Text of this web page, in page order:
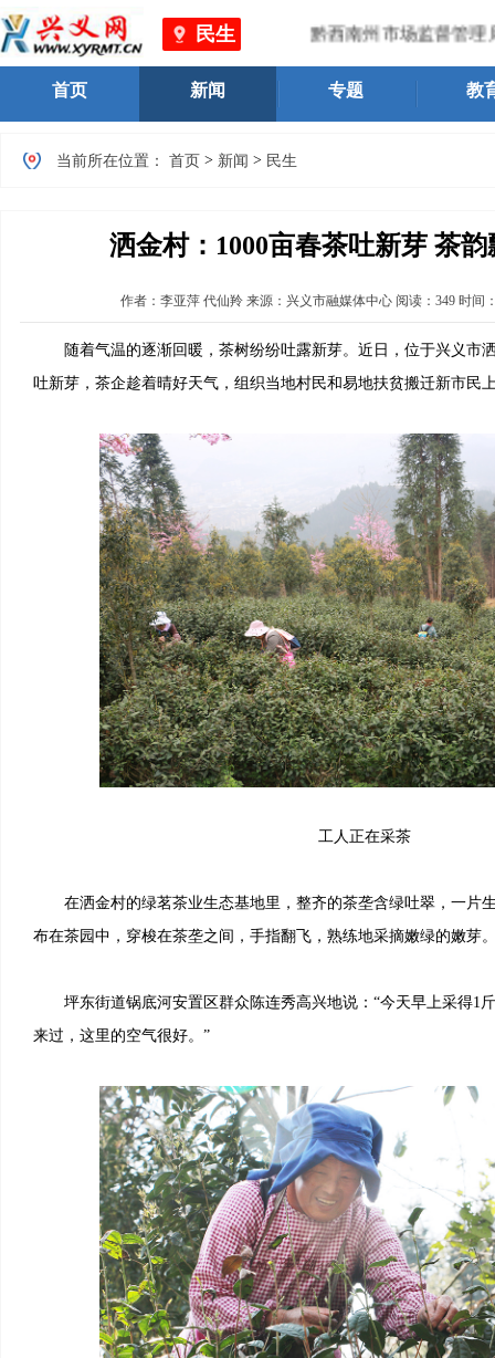
民生 黔西南州市场监督管理局
首页 新闻 专题 教
当前所在位置： 首页 > 新闻 > 民生
洒金村：1000亩春茶吐新芽 茶
作者： 李亚萍 代仙羚 来源：兴义市融媒体中心 阅读： 349 时间
随着气温的逐渐回暖，茶树纷纷吐露新芽。近日，位于兴义市洒
吐新芽，茶企趁着晴好天气，组织当地村民和易地扶贫搬迁新市民
工人正在采茶
在洒金村的绿茗茶业生态基地里，整齐的茶垄含绿吐翠，一片
布在茶园中，穿梭在茶垄之间，手指翻飞，熟练地采摘嫩绿的嫩芽
坪东街道锅底河安置区群众陈连秀高兴地说：“今天早上采得1
来过，这里的空气很好。”